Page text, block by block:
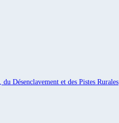
Désenclavement et des Pistes Rurales